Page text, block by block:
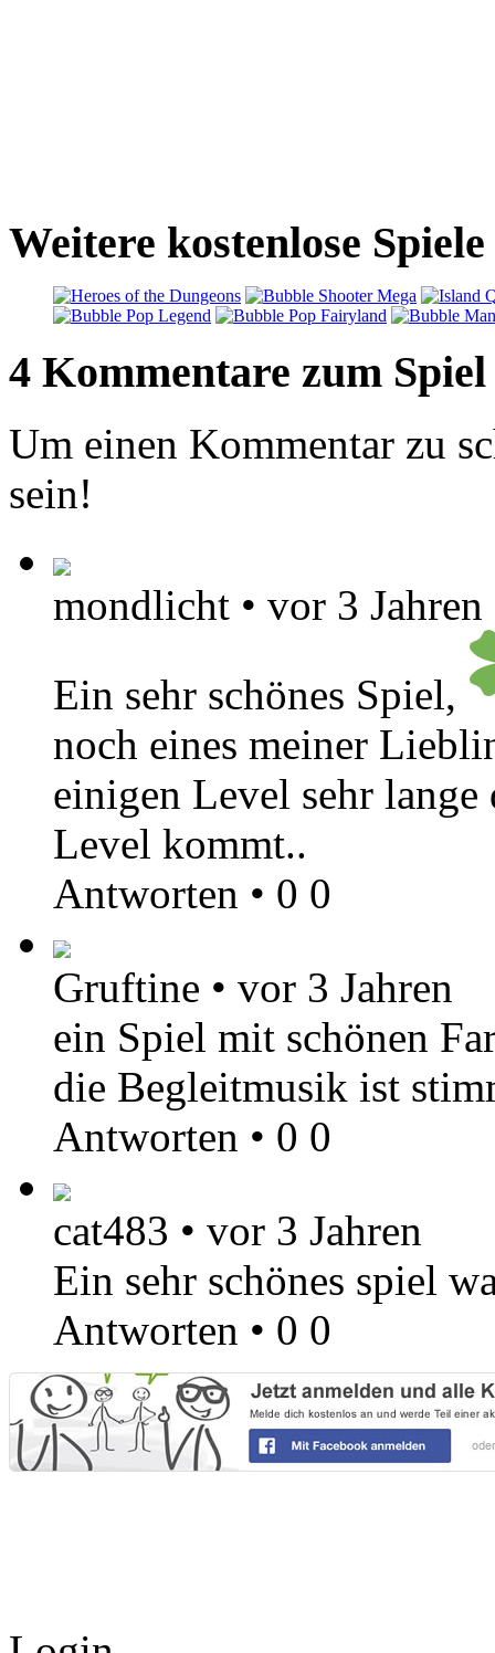
Weitere kostenlose
4 Kommentare zum Spiel
Um einen Kommentar zu
sein!
mondlicht • vor 3 Jahren
Ein sehr schönes Spiel,
noch eines meiner
einigen Level sehr lange
Level kommt..
Antworten • 0 0
Gruftine • vor 3 Jahren
ein Spiel mit schönen
die Begleitmusik ist
Antworten • 0 0
cat483 • vor 3 Jahren
Ein sehr schönes spiel
Antworten • 0 0